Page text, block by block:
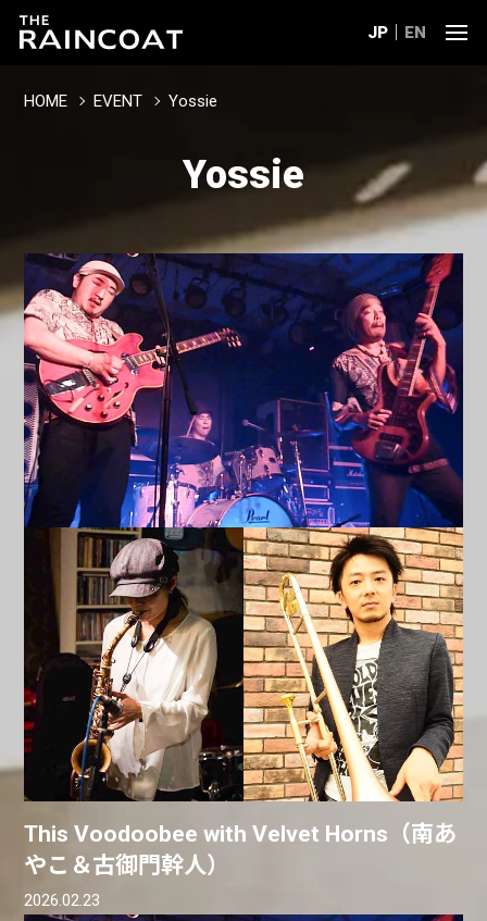
JP EN
HOME EVENT Yossie
Yossie
This Voodoobee with Velvet Horns（南あ
やこ＆古御門幹人）
2026.02.23